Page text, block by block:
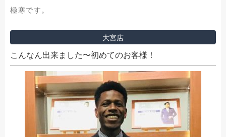
極寒です。
大宮店
こんなん出来ました〜初めてのお客様！